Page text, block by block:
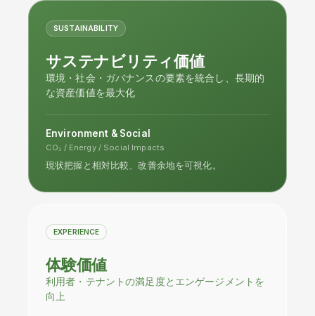
SUSTAINABILITY
サステナビリティ価値
環境・社会・ガバナンスの要素を統合し、長期的
な資産価値を最大化
Environment & Social
CO₂ / Energy / Social Impacts
現状把握と相対比較、改善余地を可視化。
EXPERIENCE
体験価値
利用者・テナントの満足度とエンゲージメントを
向上